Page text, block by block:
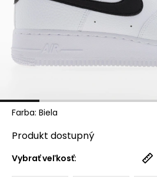
Farba: Biela
Produkt dostupný
Vybrať veľkosť: